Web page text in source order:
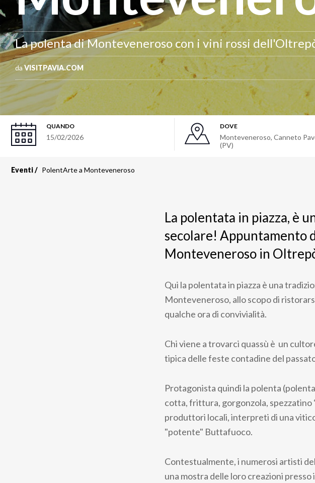
La polenta di Monteveneroso con i vini rossi
daVISITPAVIA.COM
QUANDO
15/02/2026
DOVE
Monteveneroso, Canneto
(PV)
Eventi PolentArte a Monteveneroso
La polentata in piazza, è
secolare! Appuntamento
Monteveneroso in
Qui la polentata in piazza è una
Monteveneroso, allo scopo di
qualche ora di convivialità.
Chi viene a trovarci quassù è un
tipica delle feste contadine del
Protagonista quindi la polenta
cotta, frittura, gorgonzola, spezzatino
produttori locali, interpreti di una
"potente" Buttafuoco.
Contestualmente, i numerosi artisti
una mostra delle loro creazioni